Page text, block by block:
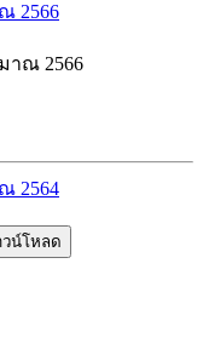
2566
าณ 2566
2564
น์โหลด